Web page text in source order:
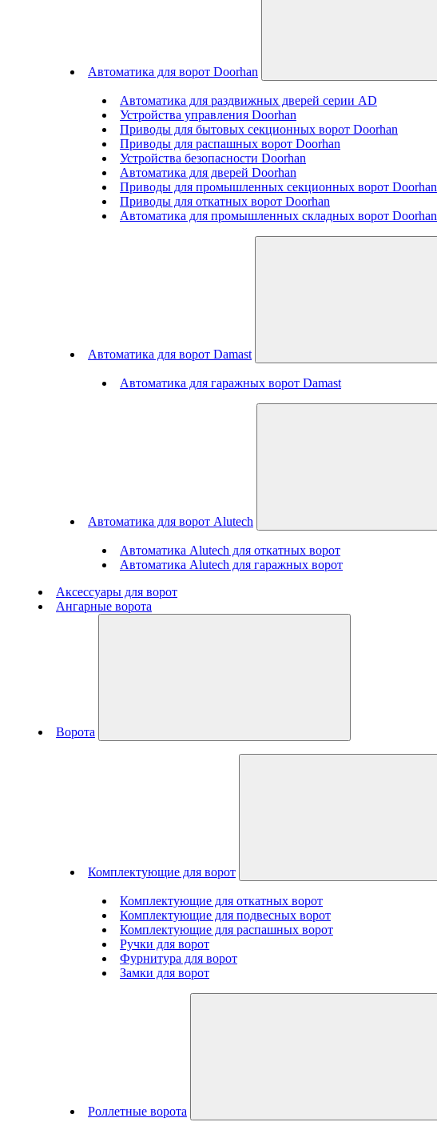
Автоматика для ворот Doorhan
Автоматика для раздвижных дверей серии AD
Устройства управления Doorhan
Приводы для бытовых секционных ворот Doorhan
Приводы для распашных ворот Doorhan
Устройства безопасности Doorhan
Автоматика для дверей Doorhan
Приводы для промышленных секционных ворот Doorhan
Приводы для откатных ворот Doorhan
Автоматика для промышленных складных ворот Doorhan
Автоматика для ворот Damast
Автоматика для гаражных ворот Damast
Автоматика для ворот Alutech
Автоматика Alutech для откатных ворот
Автоматика Alutech для гаражных ворот
Аксессуары для ворот
Ангарные ворота
Ворота
Комплектующие для ворот
Комплектующие для откатных ворот
Комплектующие для подвесных ворот
Комплектующие для распашных ворот
Ручки для ворот
Фурнитура для ворот
Замки для ворот
Роллетные ворота